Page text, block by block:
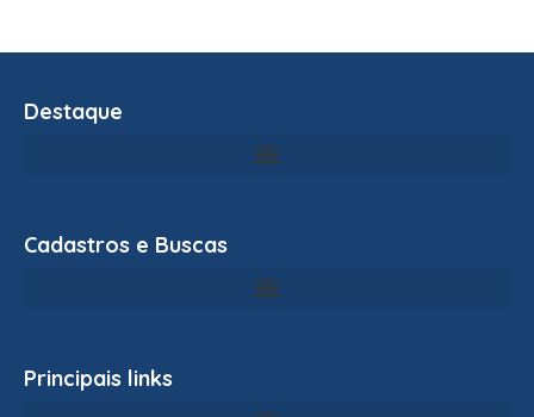
Destaque
Cadastros e Buscas
Principais links